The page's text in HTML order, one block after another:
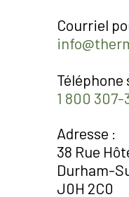
Courriel
Téléphone
1 800 307-
Adresse :
38 Rue
Durham-
J0H 2C0